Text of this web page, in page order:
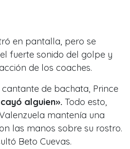
en pantalla, pero se
fuerte sonido del golpe y
de los coaches.
de bachata, Prince
alguien». Todo esto,
mantenía una
las manos sobre su rostro.
Beto Cuevas.